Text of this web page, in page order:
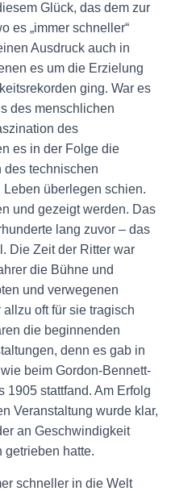
Glück, das dem zur
es „immer schneller“
Ausdruck auch in
es um die Erzielung
ging. War es
des menschlichen
des
es in der Folge die
technischen
überlegen schien.
und gezeigt werden. Das
lang zuvor – das
Die Zeit der Ritter war
die Bühne und
und verwegenen
oft für sie tragisch
die beginnenden
denn es gab in
beim Gordon-Bennett-
1905 stattfand. Am Erfolg
Veranstaltung wurde klar,
an Geschwindigkeit
getrieben hatte.
schneller in die Welt